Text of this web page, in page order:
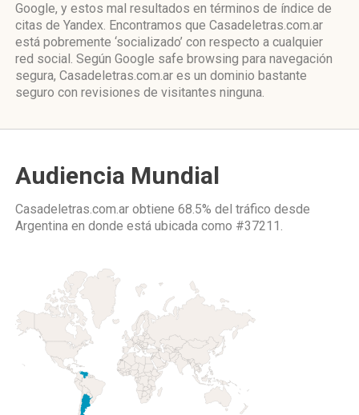
Google, y estos mal resultados en términos de índice de
citas de Yandex. Encontramos que Casadeletras.com.ar
está pobremente ‘socializado’ con respecto a cualquier
red social. Según Google safe browsing para navegación
segura, Casadeletras.com.ar es un dominio bastante
seguro con revisiones de visitantes ninguna.
Audiencia Mundial
Casadeletras.com.ar obtiene 68.5% del tráfico desde
Argentina en donde está ubicada como #37211.